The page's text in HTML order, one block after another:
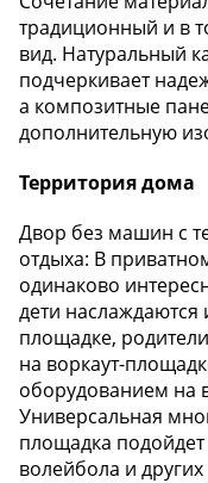
традиционный и в
вид. Натуральный
подчеркивает
а композитные
дополнительную
Территория дома
Двор без машин с
отдыха: В
одинаково
дети
площадке,
на воркаут-
оборудованием на
Универсальная
площадка
волейбола и